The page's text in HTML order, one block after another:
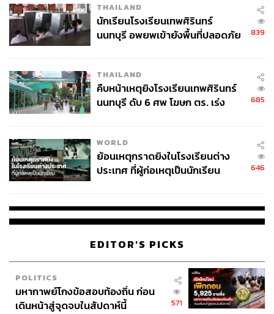
THAILAND
นักเรียนโรงเรียนเทพศิรินทร์
นนทบุรี อพยพเข้ายังพื้นที่ปลอดภัย
839
THAILAND
คืบหน้าเหตุยิงโรงเรียนเทพศิรินทร์
นนทบุรี ดับ 6 ศพ โฆษก ตร. เร่ง
685
WORLD
ย้อนเหตุกราดยิงในโรงเรียนต่าง
ประเทศ ที่ผู้ก่อเหตุเป็นนักเรียน
646
EDITOR'S PICKS
POLITICS
มหากาพย์โกงข้อสอบท้องถิ่น ก่อน
เดินหน้าสู่จุดจบในสัปดาห์นี้
571